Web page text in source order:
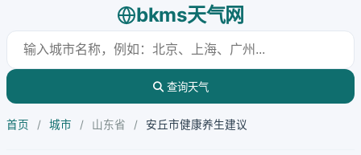
bkms天气网
查询天气
首页 / 城市 / 山东省 / 安丘市健康养生建议